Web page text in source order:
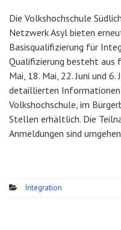
Die Volkshochschule
Netzwerk Asyl bieten
Basisqualifizierung für
Qualifizierung besteht aus
Mai, 18. Mai, 22. Juni und
detaillierten
Volkshochschule, im
Stellen erhältlich. Die
Anmeldungen sind
Integration